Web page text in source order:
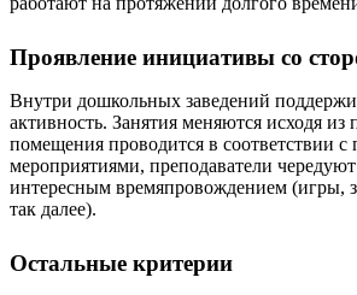
Проявление инициативы со
Внутри дошкольных заведений
активность. Занятия меняются исходя из
помещения проводится в соответствии
мероприятиями, преподаватели
интересным времяпровождением (игры,
так далее).
Остальные критерии